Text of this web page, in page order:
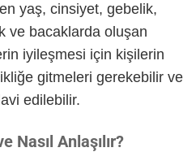
yaş, cinsiyet, gebelik,
ve bacaklarda oluşan
iyileşmesi için kişilerin
gitmeleri gerekebilir ve
edilebilir.
Nasıl Anlaşılır?